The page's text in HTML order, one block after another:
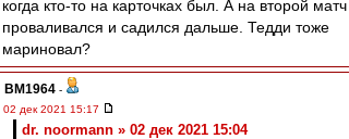
когда кто-то на карточках был. А на второй матч
проваливался и садился дальше. Тедди тоже
мариновал?
BM1964 -
02 дек 2021 15:17
dr. noormann » 02 дек 2021 15:04